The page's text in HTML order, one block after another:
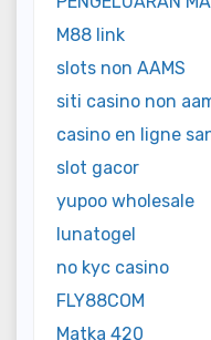
M88 link
slots non AAMS
siti casino non
casino en ligne
slot gacor
yupoo wholesale
lunatogel
no kyc casino
FLY88COM
Matka 420